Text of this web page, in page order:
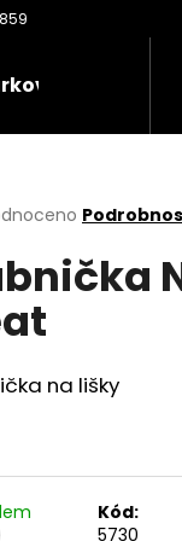
poukazy
na lišky
Kód:
5730